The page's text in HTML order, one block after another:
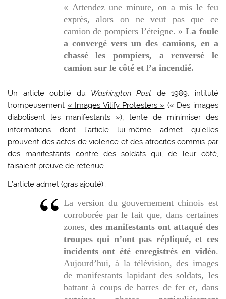
« Attendez une minute, on a mis le feu
exprès, alors on ne veut pas que ce
camion de pompiers l’éteigne. »La foule
a convergé vers un des camions, en a
chassé les pompiers, a renversé le
camion sur le côté et l’a incendié.
Un article oublié du Washington Post de 1989, intitulé
trompeusement « Images Vilify Protesters » (« Des images
diabolisent les manifestants »), tente de minimiser des
informations dont l’article lui-même admet qu’elles
prouvent des actes de violence et des atrocités commis par
des manifestants contre des soldats qui, de leur côté,
faisaient preuve de retenue.
L’article admet (gras ajouté) :
La version du gouvernement chinois est
corroborée par le fait que, dans certaines
zones, des manifestants ont attaqué des
troupes qui n’ont pas répliqué, et ces
incidents ont été enregistrés en vidéo.
Aujourd’hui, à la télévision, des images
de manifestants lapidant des soldats, les
battant à coups de barres de fer et, dans